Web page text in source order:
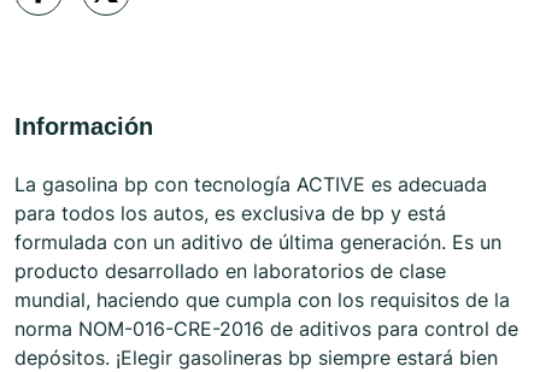
Información
La gasolina bp con tecnología ACTIVE es adecuada
para todos los autos, es exclusiva de bp y está
formulada con un aditivo de última generación. Es un
producto desarrollado en laboratorios de clase
mundial, haciendo que cumpla con los requisitos de la
norma NOM-016-CRE-2016 de aditivos para control de
depósitos. ¡Elegir gasolineras bp siempre estará bien